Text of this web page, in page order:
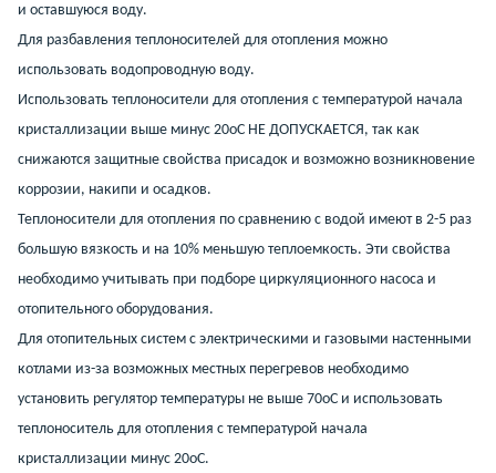
и оставшуюся воду.
Для разбавления теплоносителей для отопления можно
использовать водопроводную воду.
Использовать теплоносители для отопления с температурой начала
кристаллизации выше минус 20оС НЕ ДОПУСКАЕТСЯ, так как
снижаются защитные свойства присадок и возможно возникновение
коррозии, накипи и осадков.
Теплоносители для отопления по сравнению с водой имеют в 2-5 раз
большую вязкость и на 10% меньшую теплоемкость. Эти свойства
необходимо учитывать при подборе циркуляционного насоса и
отопительного оборудования.
Для отопительных систем с электрическими и газовыми настенными
котлами из-за возможных местных перегревов необходимо
установить регулятор температуры не выше 70оС и использовать
теплоноситель для отопления с температурой начала
кристаллизации минус 20оС.